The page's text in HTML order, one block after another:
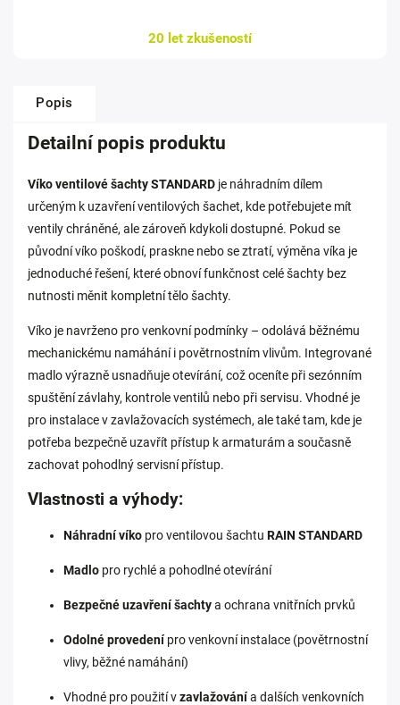
20 let zkušeností
Popis
Detailní popis produktu
Víko ventilové šachty STANDARD je náhradním dílem
určeným k uzavření ventilových šachet, kde potřebujete mít
ventily chráněné, ale zároveň kdykoli dostupné. Pokud se
původní víko poškodí, praskne nebo se ztratí, výměna víka je
jednoduché řešení, které obnoví funkčnost celé šachty bez
nutnosti měnit kompletní tělo šachty.
Víko je navrženo pro venkovní podmínky – odolává běžnému
mechanickému namáhání i povětrnostním vlivům. Integrované
madlo výrazně usnadňuje otevírání, což oceníte při sezónním
spuštění závlahy, kontrole ventilů nebo při servisu. Vhodné je
pro instalace v zavlažovacích systémech, ale také tam, kde je
potřeba bezpečně uzavřít přístup k armaturám a současně
zachovat pohodlný servisní přístup.
Vlastnosti a výhody:
Náhradní víko pro ventilovou šachtu RAIN STANDARD
Madlo pro rychlé a pohodlné otevírání
Bezpečné uzavření šachtya ochrana vnitřních prvků
Odolné provedenípro venkovní instalace (povětrnostní
vlivy, běžné namáhání)
Vhodné pro použití vzavlažovánía dalších venkovních